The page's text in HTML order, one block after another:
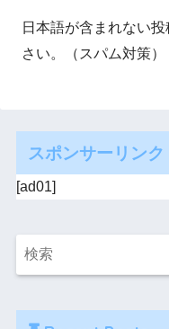
日本語が含まれない
さい。（スパム対策）
スポンサーリンク
[ad01]